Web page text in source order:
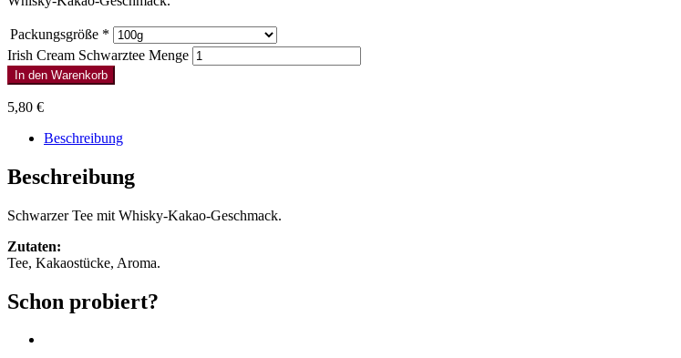
Packungsgröße *
Irish Cream Schwarztee Menge
In den Warenkorb
5,80 €
Beschreibung
Beschreibung
Schwarzer Tee mit Whisky-Kakao-Geschmack.
Zutaten:
Tee, Kakaostücke, Aroma.
Schon probiert?